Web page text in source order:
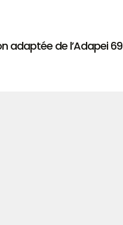
adaptée de l’Adapei 69